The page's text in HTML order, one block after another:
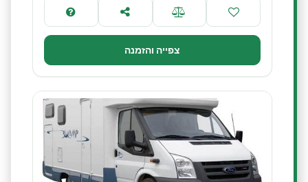
צפייה והזמנה